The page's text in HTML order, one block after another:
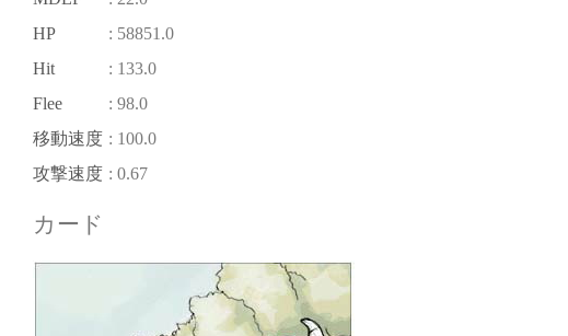
HP
: 58851.0
Hit
: 133.0
Flee
: 98.0
移動速度 : 100.0
攻撃速度 : 0.67
カード